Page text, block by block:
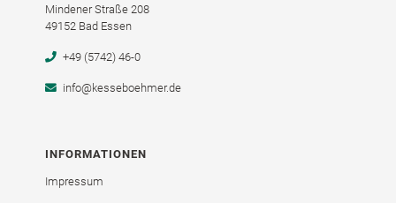
Mindener Straße 208
49152 Bad Essen
+49 (5742) 46-0
info@kesseboehmer.de
INFORMATIONEN
Impressum